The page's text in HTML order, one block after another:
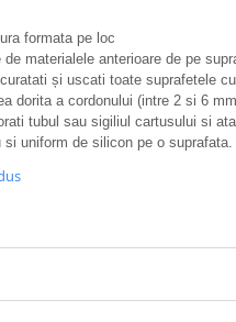
formata pe loc
de materialele anterioare de pe
și uscati toate suprafetele
dorita a cordonului (intre 2 si 6
tubul sau sigiliul cartusului si
uniform de silicon pe o suprafata.